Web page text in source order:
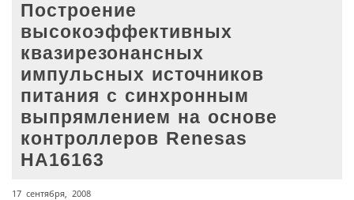
Построение
высокоэффективных
квазирезонансных
импульсных источников
питания с синхронным
выпрямлением на основе
контроллеров Renesas
HA16163
17 сентября, 2008